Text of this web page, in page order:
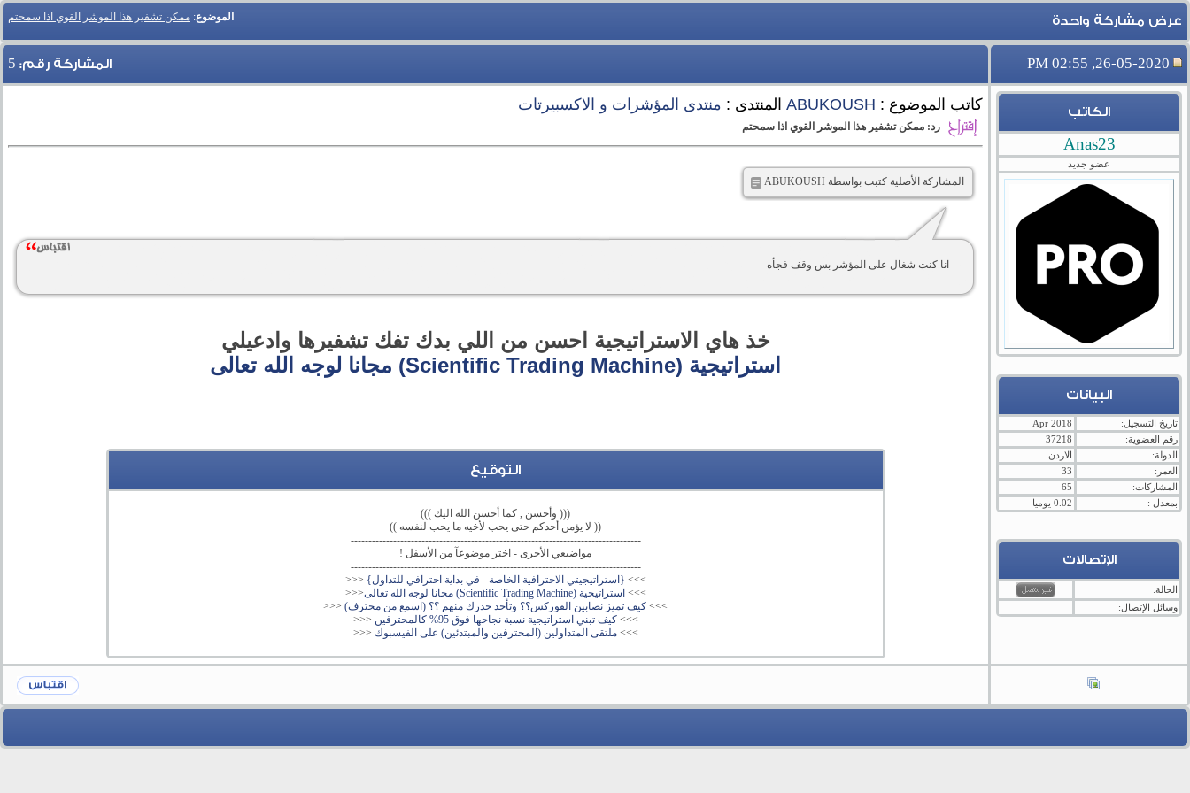
الموضوع: ممكن تشفير هذا الموشر القوي اذا سمحتم عرض مشاركة واحدة
26-05-2020, 02:55 PM المشاركة رقم: 5
الكاتب
Anas23
عضو جديد
البيانات
تاريخ التسجيل:
Apr 2018
رقم العضوية:
37218
الدولة:
الاردن
العمر:
33
المشاركات:
65
بمعدل :
0.02 يوميا
الإتصالات
الحالة:
وسائل الإتصال:
كاتب الموضوع : ABUKOUSH المنتدى : منتدى المؤشرات و الاكسبيرتات
رد: ممكن تشفير هذا الموشر القوي اذا سمحتم
المشاركة الأصلية كتبت بواسطة ABUKOUSH
انا كنت شغال على المؤشر بس وقف فجأه
خذ هاي الاستراتيجية احسن من اللي بدك تفك تشفيرها وادعيلي
استراتيجية (Scientific Trading Machine) مجانا لوجه الله تعالى
التوقيع
((( وأحسن , كما أحسن الله اليك )))
(( لا يؤمن أحدكم حتى يحب لأخيه ما يحب لنفسه ))
----------------------------------------------------------------------------------
مواضيعي الأخرى - اختر موضوعآ من الأسفل !
----------------------------------------------------------------------------------
>>> {استراتيجيتي الاحترافية الخاصة - في بداية احترافي للتداول} <<<
>>>استراتيجية (Scientific Trading Machine) مجانا لوجه الله تعالى
<<<
>>> كيف تميز نصابين الفوركس؟؟ وتأخذ حذرك منهم ؟؟ (اسمع من محترف) <<<
>>>كيف تبني استراتيجية نسبة نجاحها فوق 95% كالمحترفين
<<<
>>>ملتقى المتداولين (المحترفين والمبتدئين) على الفيسبوك <<<